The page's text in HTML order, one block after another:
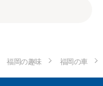
福岡の趣味 福岡の車